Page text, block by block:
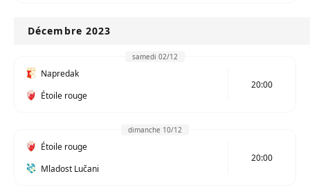
Décembre 2023
samedi 02/12
Napredak
Étoile rouge
20:00
dimanche 10/12
Étoile rouge
Mladost Lučani
20:00